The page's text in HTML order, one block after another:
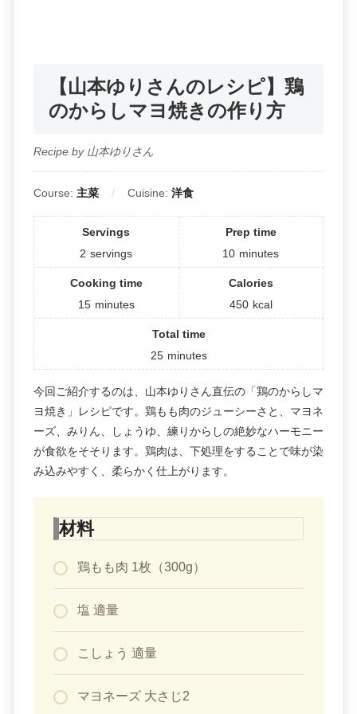
【山本ゆりさんのレシピ】鶏
のからしマヨ焼きの作り方
Recipe by 山本ゆりさん
Course: 主菜 Cuisine: 洋食
Servings
2 servings
Prep time
10 minutes
Cooking time
15 minutes
Calories
450 kcal
Total time
25 minutes
今回ご紹介するのは、山本ゆりさん直伝の「鶏のからしマ
ヨ焼き」レシピです。鶏もも肉のジューシーさと、マヨネ
ーズ、みりん、しょうゆ、練りからしの絶妙なハーモニー
が食欲をそそります。鶏肉は、下処理をすることで味が染
み込みやすく、柔らかく仕上がります。
材料
鶏もも肉 1枚（300g）
塩 適量
こしょう 適量
マヨネーズ 大さじ2